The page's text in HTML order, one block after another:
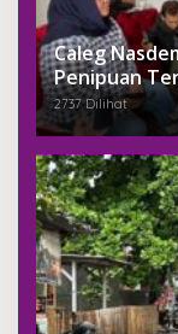
Caleg
Penipuan
2737 Dilihat